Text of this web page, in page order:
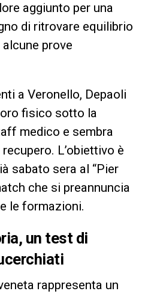
aggiunto per una
di ritrovare equilibrio
prove
a Veronello, Depaoli
fisico sotto la
medico e sembra
L’obiettivo è
sabato sera al “Pier
che si preannuncia
le formazioni.
un test di
rappresenta un